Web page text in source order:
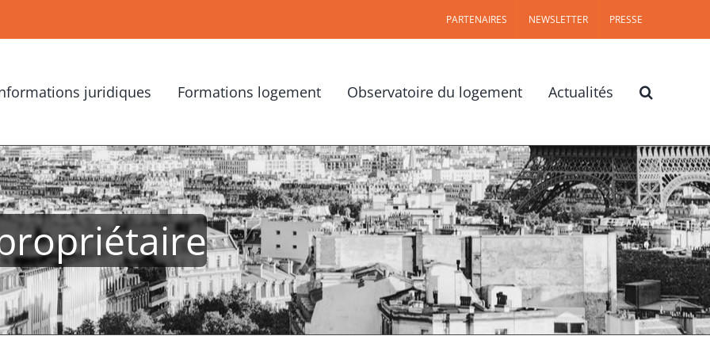
PARTENAIRES NEWSLETTER PRESSE
juridiques Formations logement Observatoire du logement Actualités